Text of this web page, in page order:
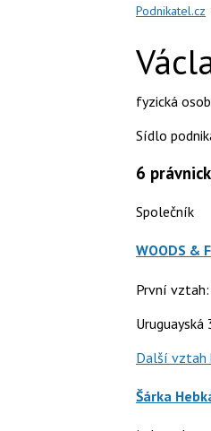
Podnikatel.cz
fyzická
Sídlo
6
Společník
WOODS &
První
Uruguayská
Další vztah
Šárka